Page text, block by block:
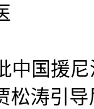
中国援
松涛引